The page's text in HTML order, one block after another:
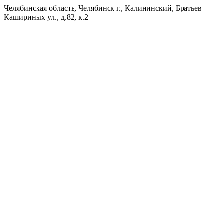
Челябинская область, Челябинск г., Калининский, Братьев
Кашириных ул., д.82, к.2